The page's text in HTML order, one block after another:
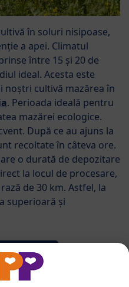
în soluri nisipoase,
a apei. Climatul
între 15 și 20 de
ideal. Acesta este
cultivă mazărea în
. Perioada ideală pentru
mazărei ecologice.
După ce au ajuns la
recoltate în câteva ore.
o durată de depozitare
la locul de procesare,
de 30 km. Astfel, la
superioară și